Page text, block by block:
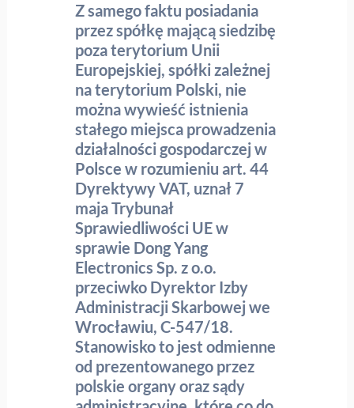
Z samego faktu posiadania
przez spółkę mającą siedzibę
poza terytorium Unii
Europejskiej, spółki zależnej
na terytorium Polski, nie
można wywieść istnienia
stałego miejsca prowadzenia
działalności gospodarczej w
Polsce w rozumieniu art. 44
Dyrektywy VAT, uznał 7
maja Trybunał
Sprawiedliwości UE w
sprawie Dong Yang
Electronics Sp. z o.o.
przeciwko Dyrektor Izby
Administracji Skarbowej we
Wrocławiu, C-547/18.
Stanowisko to jest odmienne
od prezentowanego przez
polskie organy oraz sądy